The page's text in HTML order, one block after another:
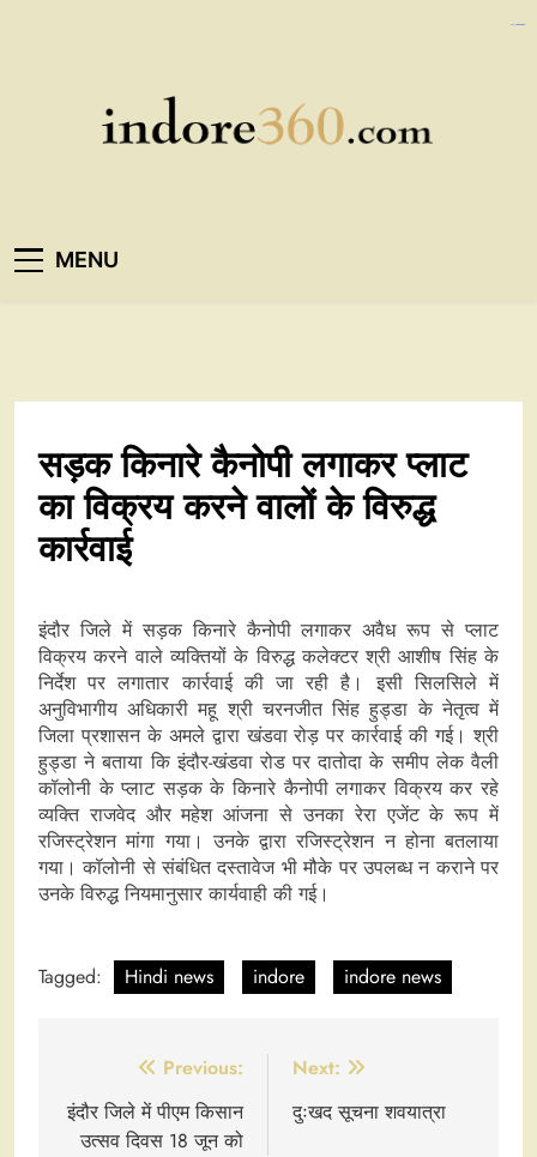
Indore360
MENU
सड़क किनारे कैनोपी लगाकर प्लाट
का विक्रय करने वालों के विरुद्ध
कार्रवाई
इंदौर जिले में सड़क किनारे कैनोपी लगाकर अवैध रूप से प्लाट
विक्रय करने वाले व्यक्तियों के विरुद्ध कलेक्टर श्री आशीष सिंह के
निर्देश पर लगातार कार्रवाई की जा रही है। इसी सिलसिले में
अनुविभागीय अधिकारी महू श्री चरनजीत सिंह हुड्डा के नेतृत्व में
जिला प्रशासन के अमले द्वारा खंडवा रोड़ पर कार्रवाई की गई। श्री
हुड्डा ने बताया कि इंदौर-खंडवा रोड पर दातोदा के समीप लेक वैली
कॉलोनी के प्लाट सड़क के किनारे कैनोपी लगाकर विक्रय कर रहे
व्यक्ति राजवेद और महेश आंजना से उनका रेरा एजेंट के रूप में
रजिस्ट्रेशन मांगा गया। उनके द्वारा रजिस्ट्रेशन न होना बतलाया
गया। कॉलोनी से संबंधित दस्तावेज भी मौके पर उपलब्ध न कराने पर
उनके विरुद्ध नियमानुसार कार्यवाही की गई।
Tagged: Hindi news indore indore news
navigation
Previous:
इंदौर जिले में पीएम किसान
उत्सव दिवस 18 जून को
Next:
दुःखद सूचना शवयात्रा